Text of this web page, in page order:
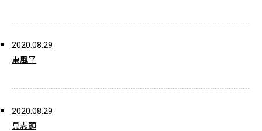
2020.08.29
東風平
2020.08.29
具志頭